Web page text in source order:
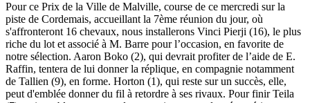
Pour ce Prix de la Ville de Malville, course de ce mercredi sur la
piste de Cordemais, accueillant la 7ème réunion du jour, où
s'affronteront 16 chevaux, nous installerons Vinci Pierji (16), le plus
riche du lot et associé à M. Barre pour l’occasion, en favorite de
notre sélection. Aaron Boko (2), qui devrait profiter de l’aide de E.
Raffin, tentera de lui donner la réplique, en compagnie notamment
de Tallien (9), en forme. Horton (1), qui reste sur un succès, elle,
peut d'emblée donner du fil à retordre à ses rivaux. Pour finir Teila